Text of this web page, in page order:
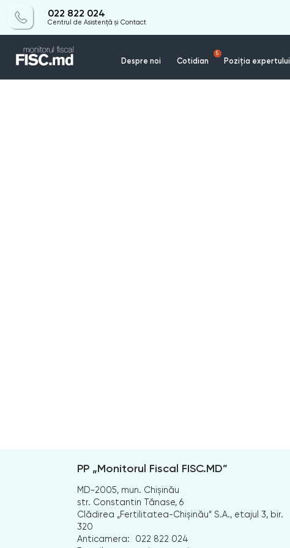
022 822 024
Centrul de Asistență și Contact
Despre noi Cotidian
5
Poziția expertului
PP „Monitorul Fiscal FISC.MD”
MD-2005, mun. Chișinău
str. Constantin Tănase, 6
Clădirea „Fertilitatea-Chișinău” S.A., etajul 3, bir.
320
Anticamera:
022 822 024